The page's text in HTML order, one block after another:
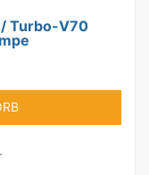
Turbo-V70